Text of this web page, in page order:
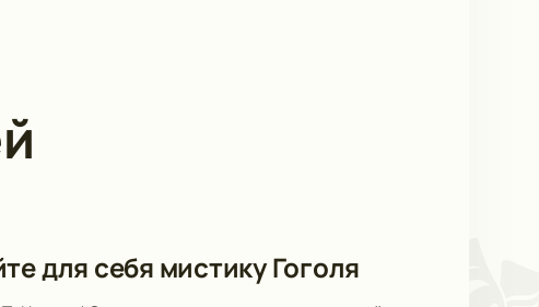
для себя мистику Гоголя